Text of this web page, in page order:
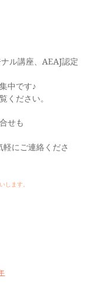
ル講座、AEAJ認定
中です♪
ください。
せも
にご連絡くださ
します。